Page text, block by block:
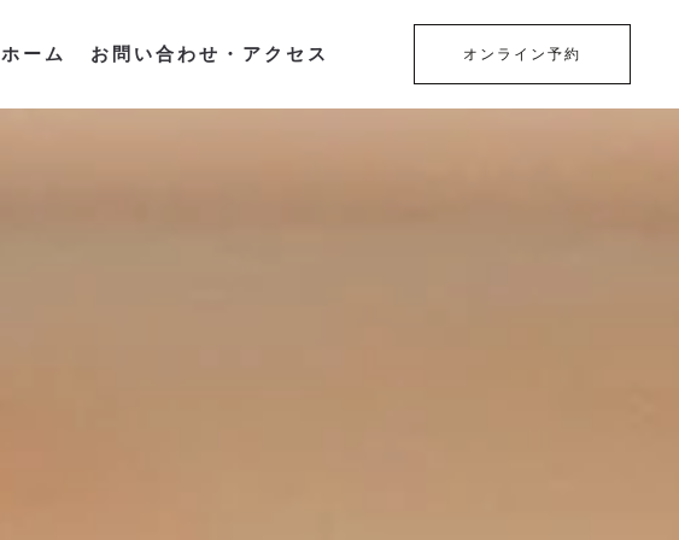
ホーム お問い合わせ・アクセス オンライン予約